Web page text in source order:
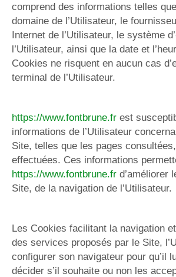
comprend des informations telles
domaine de l’Utilisateur, le
Internet de l’Utilisateur, le système
l’Utilisateur, ainsi que la date et
Cookies ne risquent en aucun cas
terminal de l’Utilisateur.
https://www.fontbrune.fr est
informations de l’Utilisateur
Site, telles que les pages
effectuées. Ces informations
https://www.fontbrune.fr d’améliorer
Site, de la navigation de l’Utilisateur.
Les Cookies facilitant la navigation
des services proposés par le Site,
configurer son navigateur pour qu’il
décider s’il souhaite ou non les